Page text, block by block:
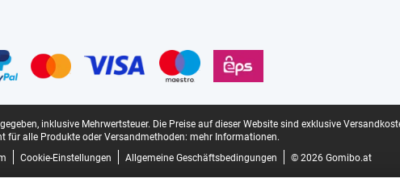
inklusive Mehrwertsteuer. Die Preise auf dieser Website sind exklusive
für alle Produkte oder Versandmethoden: mehr Informationen.
Cookie-Einstellungen Allgemeine Geschäftsbedingungen © 2026 Gomibo.at